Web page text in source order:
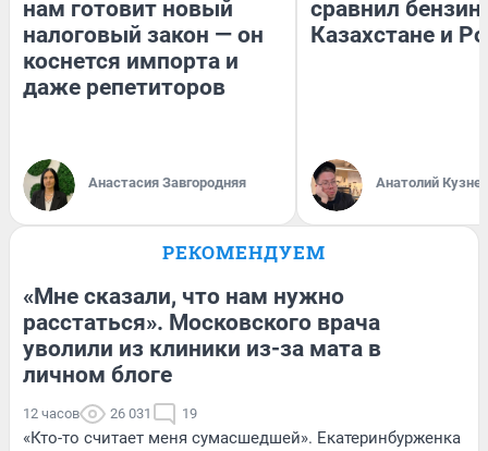
нам готовит новый
налоговый закон — он
коснется импорта и
даже репетиторов
Анастасия Завгородняя
сравнил бензин
Казахстане и
Анатолий
РЕКОМЕНДУЕМ
«Мне сказали, что нам нужно
расстаться». Московского врача
уволили из клиники из-за мата в
личном блоге
12 часов 26 031 19
«Кто-то считает меня сумасшедшей». Екатеринбурженка